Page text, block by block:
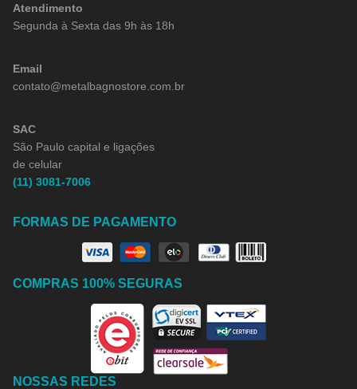
Atendimento
Segunda à Sexta das 9h às 18h
Email
contato@metalbagnostore.com.br
SAC
São Paulo capital e ligações
de celular
(11) 3081-7006
FORMAS DE PAGAMENTO
COMPRAS 100% SEGURAS
NOSSAS REDES